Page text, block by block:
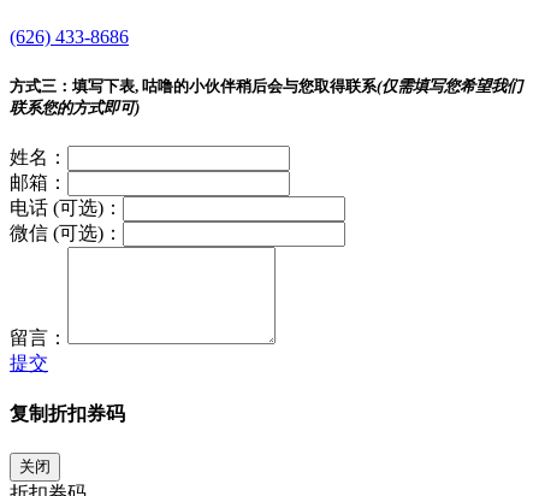
(626) 433-8686
方式三： 填写下表, 咕噜的小伙伴稍后会与您取得联系(仅需填写您希望我们
联系您的方式即可)
姓名：
邮箱：
电话 (可选)：
微信 (可选)：
留言：
提交
复制折扣券码
关闭